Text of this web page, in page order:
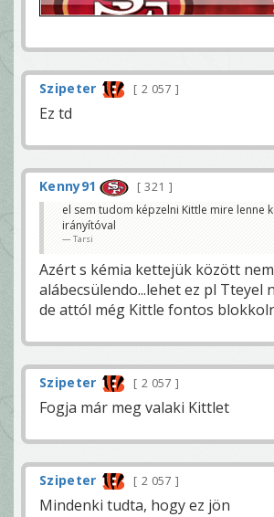
Szipeter 2 057
Ez td
Kenny91
321
el sem tudom képzelni Kittle mire lenne
irányítóval
Tarsi
Azért s kémia kettejük között nem
alábecsülendo...lehet ez pl Tteyel
de attól még Kittle fontos
Szipeter 2 057
Fogja már meg valaki Kittlet
Szipeter 2 057
Mindenki tudta, hogy ez jön